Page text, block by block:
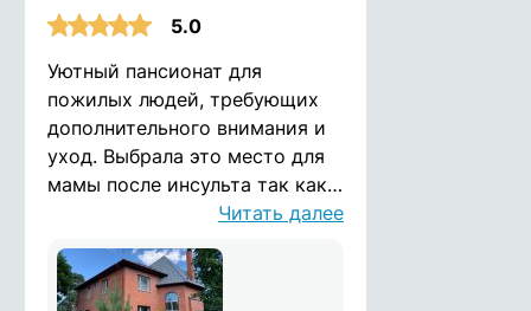
5.0
Уютный пансионат для
пожилых людей, требующих
дополнительного внимания и
уход. Выбрала это место для
мамы после инсульта так как
считаю, что в этом месте есть
со стороны персонала.
Помимо ухода, пожилых
Читать далее